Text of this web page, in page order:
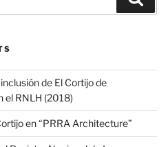
de El Cortijo de
el RNLH (2018)
en “PRRA Architecture”